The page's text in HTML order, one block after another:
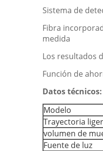
Sistema de
Fibra
medida
Los resultados
Función de
Datos técnicos:
Modelo
Trayectoria
volumen de
Fuente de luz